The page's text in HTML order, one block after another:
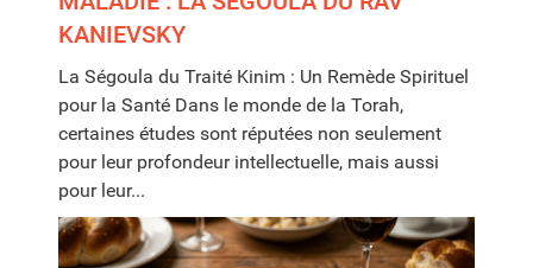
KANIEVSKY
La Ségoula du Traité Kinim : Un Remède Spirituel
pour la Santé Dans le monde de la Torah,
certaines études sont réputées non seulement
pour leur profondeur intellectuelle, mais aussi
pour leur...